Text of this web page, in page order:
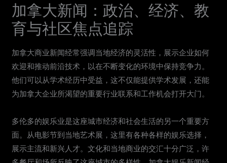
加拿大新闻：政治、经济、教
育与社区焦点追踪
加拿大商业新闻经常强调当地经济的灵活性，展示企业如何
欢迎和推动前沿技术，以在不断变化的环境中保持竞争力。
他们可以从学术经历中受益，这不仅能提供学术发展，还能
为加拿大企业所渴望的重要行业联系和工作机会打开大门。
多伦多的娱乐业是这座城市经济和社会生活的另一个重要方
面。从电影节到当地艺术展，这里有各种各样的娱乐选择，
展示主流和新兴人才。文化和当地商业的交汇十分广泛，许